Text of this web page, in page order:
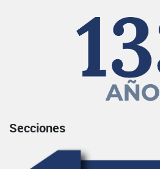
Secciones